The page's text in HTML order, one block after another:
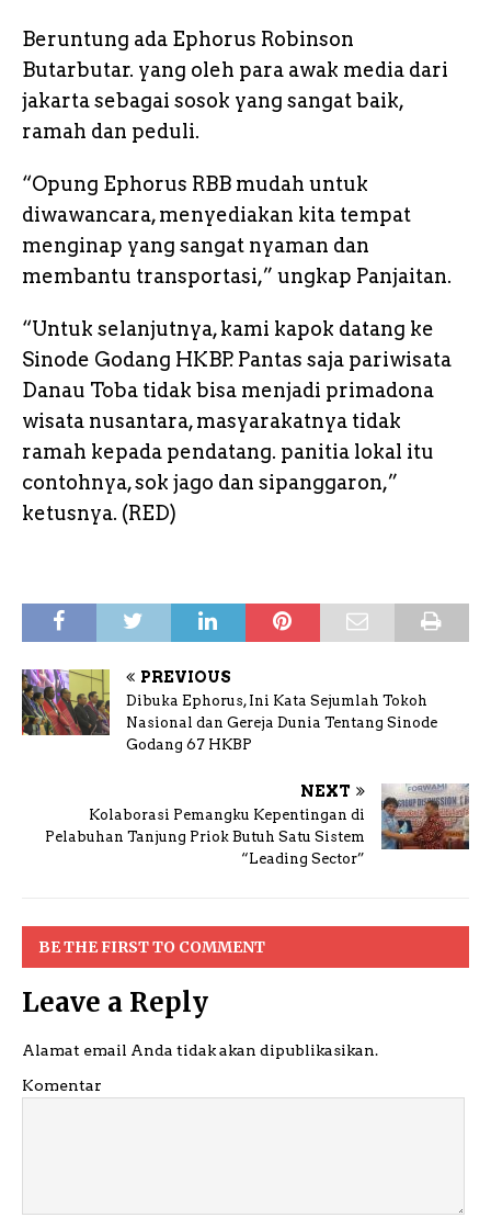
Beruntung ada Ephorus Robinson
Butarbutar. yang oleh para awak media dari
jakarta sebagai sosok yang sangat baik,
ramah dan peduli.
“Opung Ephorus RBB mudah untuk
diwawancara, menyediakan kita tempat
menginap yang sangat nyaman dan
membantu transportasi,” ungkap Panjaitan.
“Untuk selanjutnya, kami kapok datang ke
Sinode Godang HKBP. Pantas saja pariwisata
Danau Toba tidak bisa menjadi primadona
wisata nusantara, masyarakatnya tidak
ramah kepada pendatang. panitia lokal itu
contohnya, sok jago dan sipanggaron,”
ketusnya. (RED)
PREVIOUS
Dibuka Ephorus, Ini Kata Sejumlah Tokoh
Nasional dan Gereja Dunia Tentang Sinode
Godang 67 HKBP
NEXT
Kolaborasi Pemangku Kepentingan di
Pelabuhan Tanjung Priok Butuh Satu Sistem
“Leading Sector”
BE THE FIRST TO COMMENT
Leave a Reply
Alamat email Anda tidak akan dipublikasikan.
Komentar